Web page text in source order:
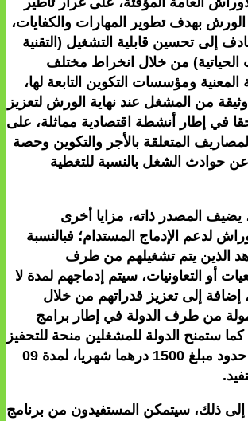
بهدف تطوير المهارات والكفايات،
إلى تحسين قابلية التشغيل (التقنية
الحياتية) من خلال انخراط مختلف
المعنية ومؤسسات التكوين التابعة لها،
من المشغل عند نهاية الورش لتعزيز
في إطار أنشطة اقتصادية مماثلة، على
المتعلقة بالأجر والتكوين وحصة
عن حوادث الشغل بالنسبة للتغطية
يضيف المصدر ذاته، مزايا أخرى
لدعم الإدماج المستدام؛ فبالنسبة
الذين يتم تشغيلهم من طرف
أو التعاونيات، سيتم إدماجهم لمدة لا
شهرا، إضافة إلى تعزيز قدراتهم من خلال
من طرف الدولة في إطار برامج
ستمنح الدولة للمشغلين منحة للتحفيز
على التشغيل في حدود مبلغ 1500 درهما شهريا، لمدة 09
إلى ذلك، سيتمكن المستفيدون من برنامج